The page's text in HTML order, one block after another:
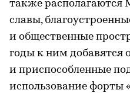
также располагаются
славы,
и общественные
годы к ним добавятся
и приспособленные
использование форты